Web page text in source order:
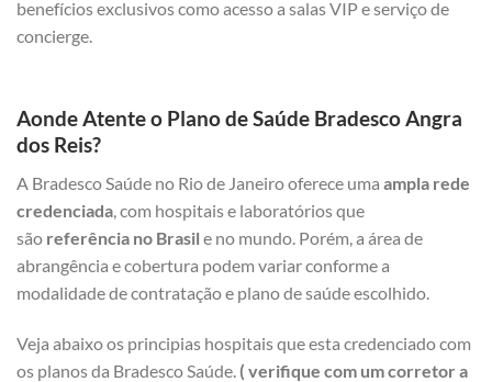
benefícios exclusivos como acesso a salas VIP e serviço de
concierge.
Aonde Atente o Plano de Saúde Bradesco Angra
dos Reis?
A Bradesco Saúde no Rio de Janeiro oferece uma ampla rede
credenciada , com hospitais e laboratórios que
são referência no Brasil e no mundo. Porém, a área de
abrangência e cobertura podem variar conforme a
modalidade de contratação e plano de saúde escolhido.
Veja abaixo os principias hospitais que esta credenciado com
os planos da Bradesco Saúde. ( verifique com um corretor a